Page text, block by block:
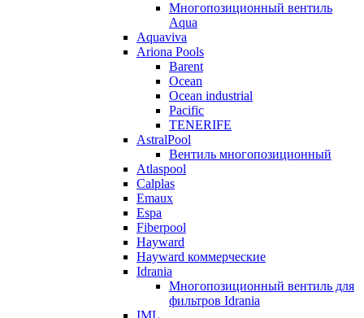
Многопозиционный вентиль
Aqua
Aquaviva
Ariona Pools
Barent
Ocean
Ocean industrial
Pacific
TENERIFE
AstralPool
Вентиль многопозиционный
Atlaspool
Calplas
Emaux
Espa
Fiberpool
Hayward
Hayward коммерческие
Idrania
Многопозиционный вентиль для
фильтров Idrania
IML